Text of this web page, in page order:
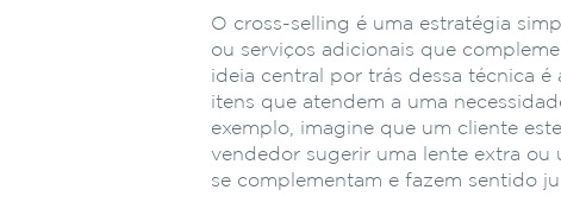
O cross-selling é uma estratégia
ou serviços adicionais que
ideia central por trás dessa técnica
itens que atendem a uma
exemplo, imagine que um cliente
vendedor sugerir uma lente extra
se complementam e fazem sentido